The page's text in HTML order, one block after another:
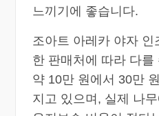
느끼기에 좋습니다.
조아트 아레카 야자
한 판매처에 따라 다
약 10만 원에서 30만
지고 있으며, 실제 나